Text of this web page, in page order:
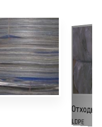
Отходы
LDPE